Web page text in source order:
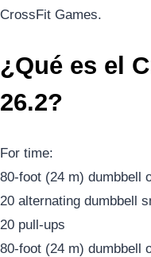
CrossFit Games.
¿Qué es el
26.2?
For time:
80-foot (24 m) dumbbell
20 alternating dumbbell
20 pull-ups
80-foot (24 m) dumbbell